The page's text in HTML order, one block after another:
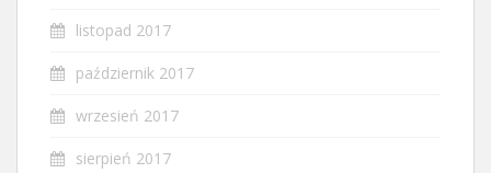
listopad 2017
październik 2017
wrzesień 2017
sierpień 2017